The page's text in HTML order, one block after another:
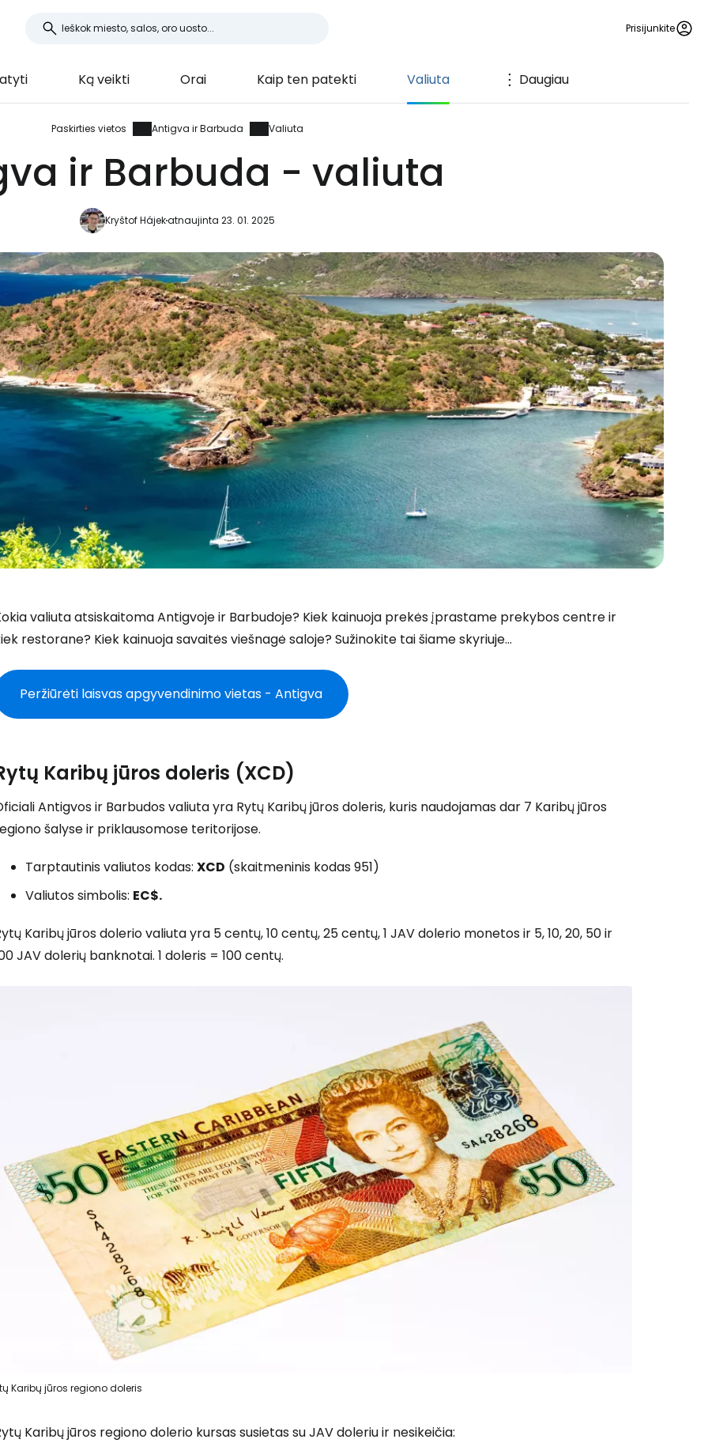
Prisijunkite
Ką veikti Orai Kaip ten patekti Valiuta Daugiau
Paskirties vietos Antigva ir Barbuda Valiuta
ir Barbuda - valiuta
Kryštof Hájekatnaujinta 23. 01. 2025
valiuta atsiskaitoma Antigvoje ir Barbudoje? Kiek kainuoja prekės įprastame prekybos centre ir
restorane? Kiek kainuoja savaitės viešnagė saloje? Sužinokite tai šiame skyriuje...
Peržiūrėti laisvas apgyvendinimo vietas - Antigva
Karibų jūros doleris (XCD)
Antigvos ir Barbudos valiuta yra Rytų Karibų jūros doleris, kuris naudojamas dar 7 Karibų jūros
šalyse ir priklausomose teritorijose.
Tarptautinis valiutos kodas: XCD (skaitmeninis kodas 951)
Valiutos simbolis: EC$.
Karibų jūros dolerio valiuta yra 5 centų, 10 centų, 25 centų, 1 JAV dolerio monetos ir 5, 10, 20, 50 ir
JAV dolerių banknotai. 1 doleris = 100 centų.
Karibų jūros regiono doleris
Karibų jūros regiono dolerio kursas susietas su JAV doleriu ir nesikeičia: